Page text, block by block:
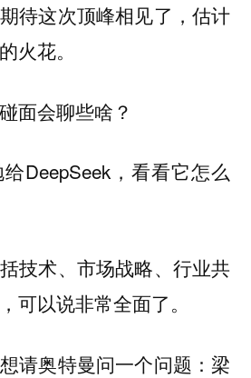
待这次顶峰相见了，估计
火花。
面会聊些啥？
DeepSeek，看看它怎么
技术、市场战略、行业共
可以说非常全面了。
请奥特曼问一个问题：梁